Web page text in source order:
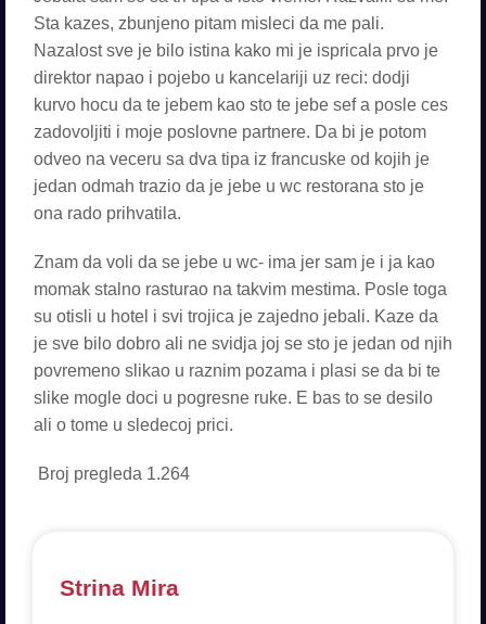
Sta kazes, zbunjeno pitam misleci da me pali.
Nazalost sve je bilo istina kako mi je ispricala prvo je
direktor napao i pojebo u kancelariji uz reci: dodji
kurvo hocu da te jebem kao sto te jebe sef a posle ces
zadovoljiti i moje poslovne partnere. Da bi je potom
odveo na veceru sa dva tipa iz francuske od kojih je
jedan odmah trazio da je jebe u wc restorana sto je
ona rado prihvatila.
Znam da voli da se jebe u wc- ima jer sam je i ja kao
momak stalno rasturao na takvim mestima. Posle toga
su otisli u hotel i svi trojica je zajedno jebali. Kaze da
je sve bilo dobro ali ne svidja joj se sto je jedan od njih
povremeno slikao u raznim pozama i plasi se da bi te
slike mogle doci u pogresne ruke. E bas to se desilo
ali o tome u sledecoj prici.
Broj pregleda 1.264
Strina Mira